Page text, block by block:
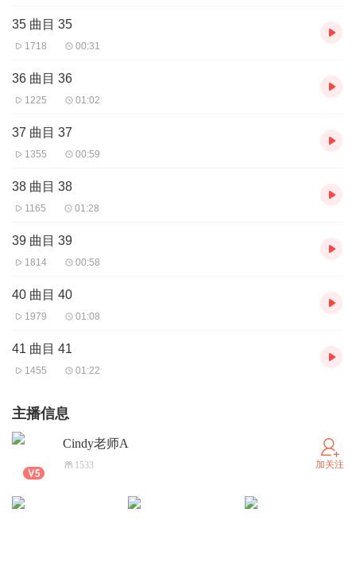
35 曲目 35
1718 00:31
36 曲目 36
1225 01:02
37 曲目 37
1355 00:59
38 曲目 38
1165 01:28
39 曲目 39
1814 00:58
40 曲目 40
1979 01:08
41 曲目 41
1455 01:22
主播信息
Cindy老师A
1533 加关注